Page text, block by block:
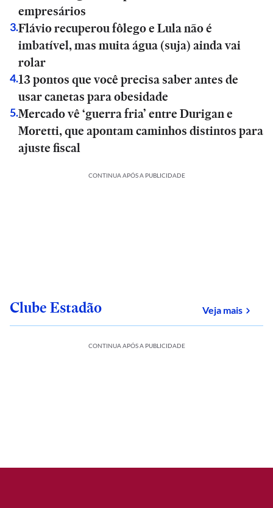
empresários
3.Flávio recuperou fôlego e Lula não é
imbatível, mas muita água (suja) ainda vai
rolar
4.13 pontos que você precisa saber antes de
usar canetas para obesidade
5.Mercado vê ‘guerra fria’ entre Durigan e
Moretti, que apontam caminhos distintos para
ajuste fiscal
CONTINUA APÓS A PUBLICIDADE
Clube Estadão Veja maissobre
CONTINUA APÓS A PUBLICIDADE